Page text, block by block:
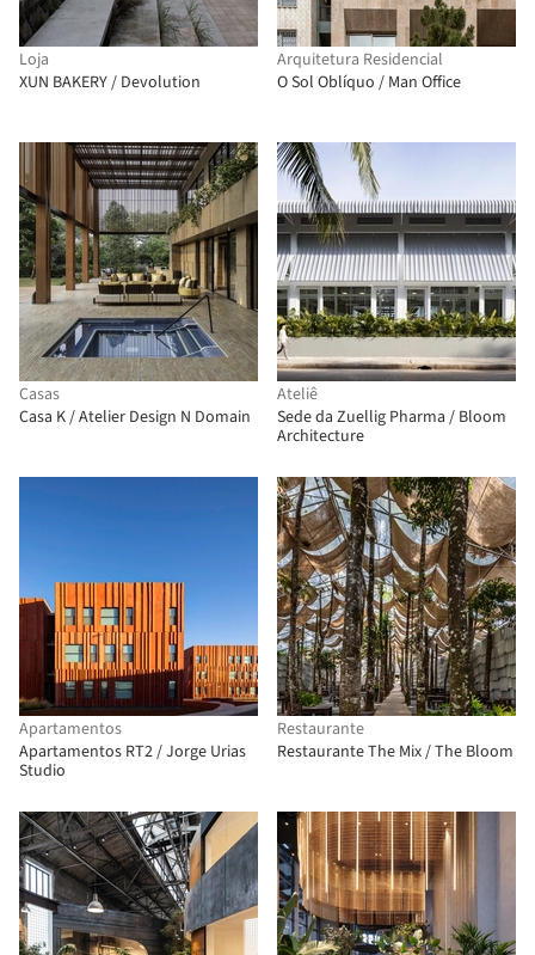
Loja
XUN BAKERY / Devolution
Arquitetura Residencial
O Sol Oblíquo / Man Office
Casas
Casa K / Atelier Design N Domain
Ateliê
Sede da Zuellig Pharma / Bloom
Architecture
Apartamentos
Apartamentos RT2 / Jorge Urias
Studio
Restaurante
Restaurante The Mix / The Bloom